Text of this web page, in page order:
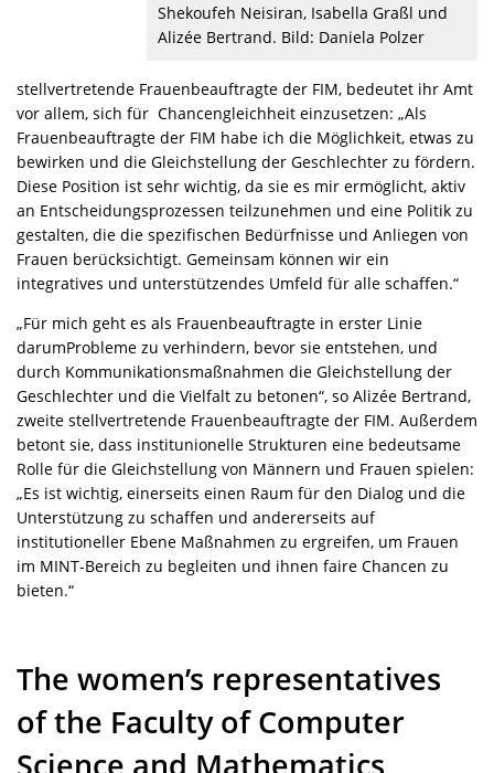
Shekoufeh Neisiran, Isabella Graßl und
Alizée Bertrand. Bild: Daniela Polzer
stellvertretende Frauenbeauftragte der FIM, bedeutet ihr Amt
vor allem, sich für Chancengleichheit einzusetzen: „Als
Frauenbeauftragte der FIM habe ich die Möglichkeit, etwas zu
bewirken und die Gleichstellung der Geschlechter zu fördern.
Diese Position ist sehr wichtig, da sie es mir ermöglicht, aktiv
an Entscheidungsprozessen teilzunehmen und eine Politik zu
gestalten, die die spezifischen Bedürfnisse und Anliegen von
Frauen berücksichtigt. Gemeinsam können wir ein
integratives und unterstützendes Umfeld für alle schaffen.“
„Für mich geht es als Frauenbeauftragte in erster Linie
darumProbleme zu verhindern, bevor sie entstehen, und
durch Kommunikationsmaßnahmen die Gleichstellung der
Geschlechter und die Vielfalt zu betonen“, so Alizée Bertrand,
zweite stellvertretende Frauenbeauftragte der FIM. Außerdem
betont sie, dass institunionelle Strukturen eine bedeutsame
Rolle für die Gleichstellung von Männern und Frauen spielen:
„Es ist wichtig, einerseits einen Raum für den Dialog und die
Unterstützung zu schaffen und andererseits auf
institutioneller Ebene Maßnahmen zu ergreifen, um Frauen
im MINT-Bereich zu begleiten und ihnen faire Chancen zu
bieten.“
The women’s representatives
of the Faculty of Computer
Science and Mathematics